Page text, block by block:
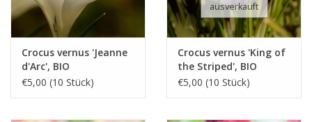
Crocus vernus 'Jeanne
d'Arc', BIO
€5,00 (10 Stück)
ausverkauft
Crocus vernus 'King of
the Striped', BIO
€5,00 (10 Stück)